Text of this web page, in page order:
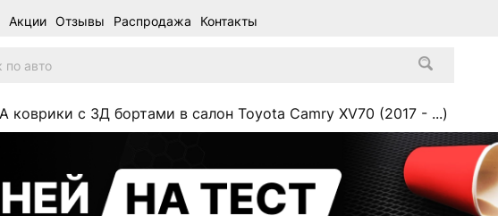
Акции Отзывы Распродажа Контакты
коврики c 3Д бортами в салон Toyota Camry XV70 (2017 - ...)